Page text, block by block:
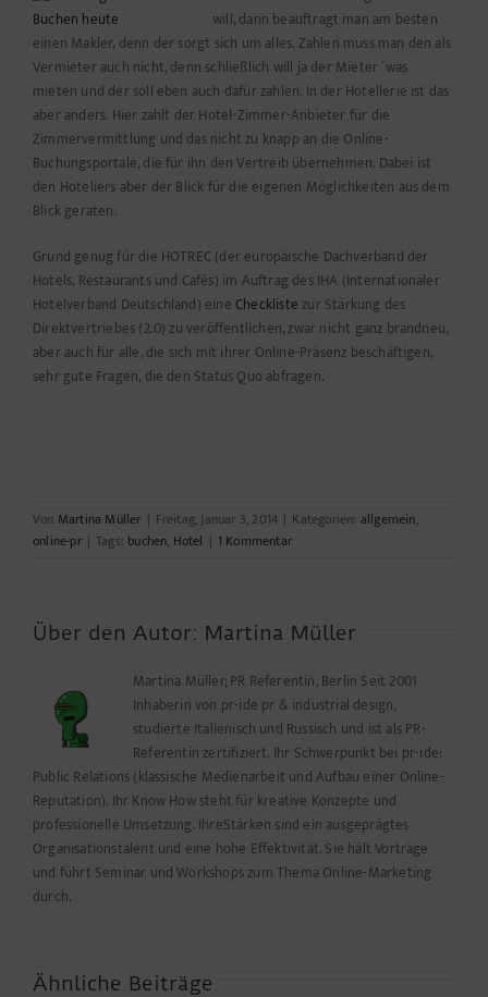
will, dann beauftragt man am besten
einen Makler, denn der sorgt sich um alles. Zahlen muss man den als
Vermieter auch nicht, denn schließlich will ja der Mieter ´was
mieten und der soll eben auch dafür zahlen. In der Hotellerie ist das
aber anders. Hier zahlt der Hotel-Zimmer-Anbieter für die
Zimmervermittlung und das nicht zu knapp an die Online-
Buchungsportale, die für ihn den Vertreib übernehmen. Dabei ist
den Hoteliers aber der Blick für die eigenen Möglichkeiten aus dem
Blick geraten.
Grund genug für die HOTREC (der europäische Dachverband der
Hotels, Restaurants und Cafés) im Auftrag des IHA (Internationaler
Hotelverband Deutschland) eineChecklistezur Stärkung des
Direktvertriebes (2.0) zu veröffentlichen, zwar nicht ganz brandneu,
aber auch für alle, die sich mit ihrer Online-Präsenz beschäftigen,
sehr gute Fragen, die den Status Quo abfragen.
Von Martina Müller | Freitag, Januar 3, 2014 | Kategorien: allgemein,
online-pr | Tags: buchen, Hotel | 1 Kommentar
Über den Autor: Martina Müller
Martina Müller; PR Referentin, Berlin Seit 2001
Inhaberin von pr-ide pr & industrial design,
studierte Italienisch und Russisch und ist als PR-
Referentin zertifiziert. Ihr Schwerpunkt bei pr-ide:
Public Relations (klassische Medienarbeit und Aufbau einer Online-
Reputation). Ihr Know How steht für kreative Konzepte und
professionelle Umsetzung. IhreStärken sind ein ausgeprägtes
Organisationstalent und eine hohe Effektivität. Sie hält Vorträge
und führt Seminar und Workshops zum Thema Online-Marketing
durch.
Ähnliche Beiträge